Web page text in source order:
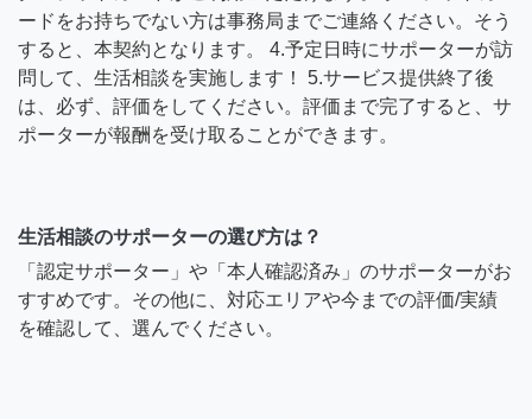
ードをお持ちでない方は事務局までご連絡ください。そう
すると、本契約となります。 4.予定日時にサポーターが訪
問して、生活相談を実施します！ 5.サービス提供終了後
は、必ず、評価をしてください。評価まで完了すると、サ
ポーターが報酬を受け取ることができます。
生活相談のサポーターの選び方は？
「認定サポーター」や「本人確認済み」のサポーターがお
すすめです。その他に、対応エリアや今までの評価/実績
を確認して、選んでください。